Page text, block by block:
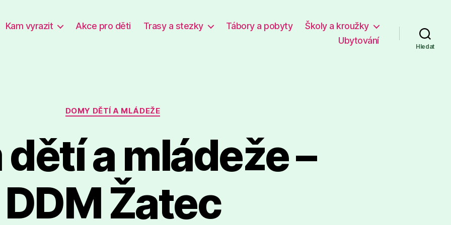
Kam vyrazit Akce pro děti Trasy a stezky Tábory a pobyty
Školy a kroužky
Ubytování
Hledat
Rubriky
DOMY DĚTÍ A MLÁDEŽE
a mládeže –
DDM Žatec